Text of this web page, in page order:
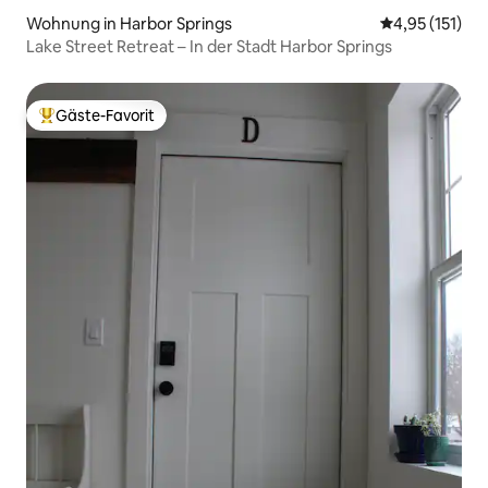
Wohnung in Harbor Springs
4,95 (151)
Lake Street Retreat – In der Stadt Harbor Springs
Beliebter Gäste-Favorit.
Gäste-Favorit